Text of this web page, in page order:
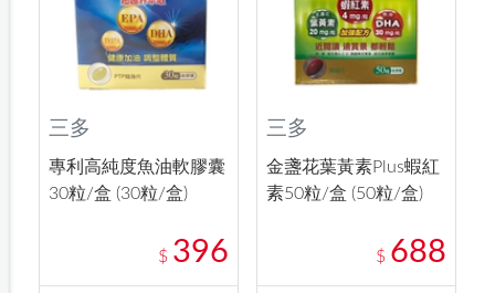
三多
專利高純度魚油軟膠囊
30粒/盒 (30粒/盒)
$ 396
三多
金盞花葉黃素Plus蝦紅
素50粒/盒 (50粒/盒)
$ 688